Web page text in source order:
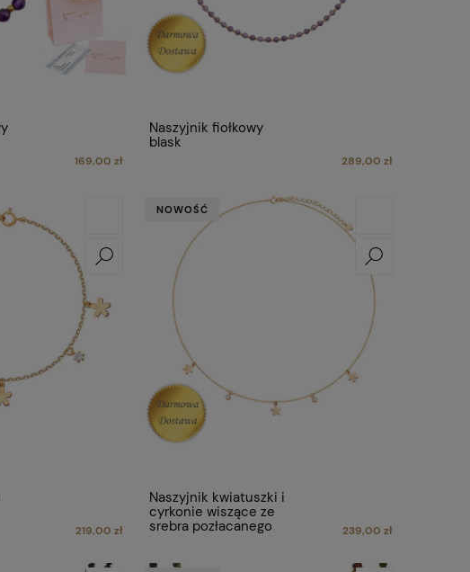
169,00 zł
Naszyjnik fiołkowy
blask
289,00 zł
219,00 zł
Naszyjnik kwiatuszki i
cyrkonie wiszące ze
srebra pozłacanego
239,00 zł
NOWOŚĆ